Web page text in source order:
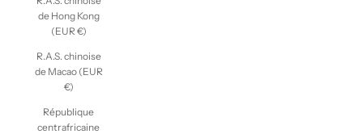
de Hong Kong
(EUR €)
R.A.S. chinoise
de Macao (EUR
€)
République
centrafricaine